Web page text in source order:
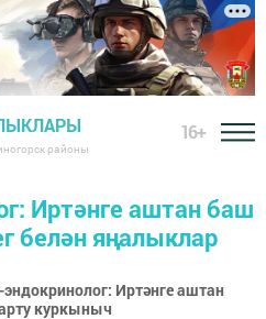
районы
16+
Иртәнге аштан баш
белән яңалыклар
эндокринолог: Иртәнге аштан
куркыныч